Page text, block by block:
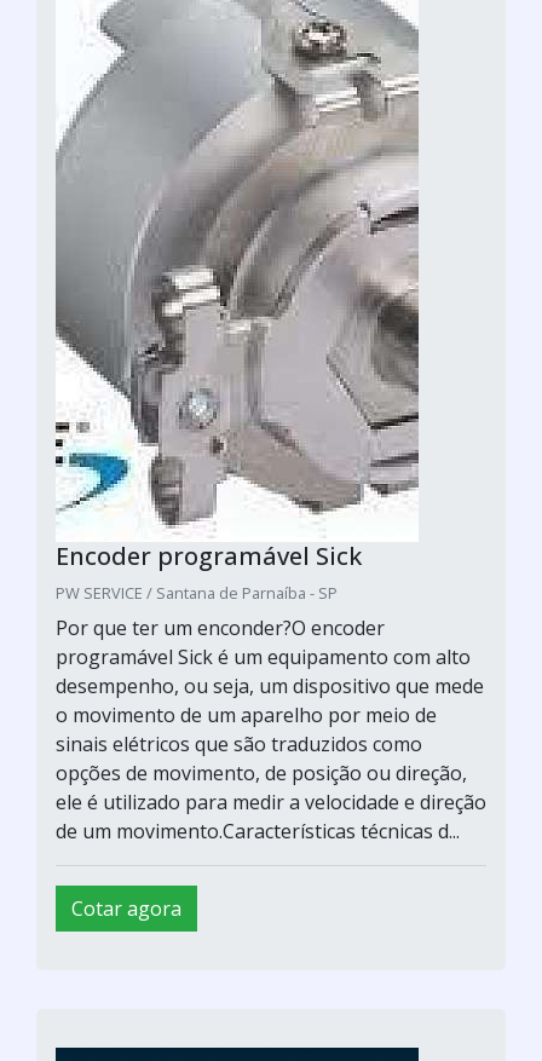
Encoder programável Sick
PW SERVICE / Santana de Parnaíba - SP
Por que ter um enconder?O encoder
programável Sick é um equipamento com alto
desempenho, ou seja, um dispositivo que mede
o movimento de um aparelho por meio de
sinais elétricos que são traduzidos como
opções de movimento, de posição ou direção,
ele é utilizado para medir a velocidade e direção
de um movimento.Características técnicas d...
Cotar agora